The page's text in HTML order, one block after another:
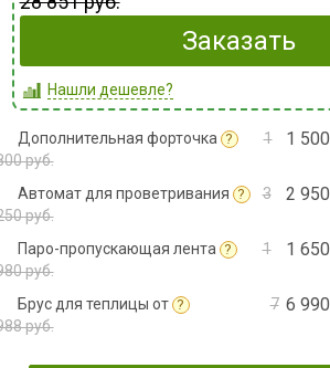
Заказать
Нашли дешевле?
Дополнительная форточка ?
1
руб.
1
Автомат для проветривания ?
3
руб.
2
Паро-пропускающая лента ?
1
руб.
1
Брус для теплицы от ?
7
руб.
6